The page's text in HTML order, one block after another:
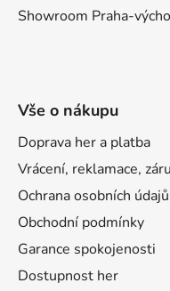
Showroom Praha-
Vše o nákupu
Doprava her a platba
Vrácení, reklamace,
Ochrana osobních údajů
Obchodní podmínky
Garance spokojenosti
Dostupnost her